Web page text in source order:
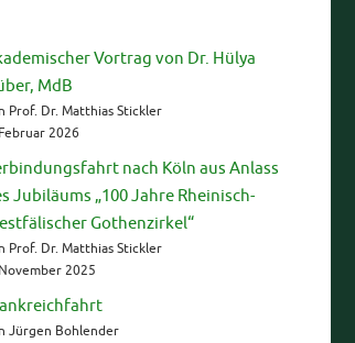
Vortrag von Dr. Hülya
MdB
Prof. Dr. Matthias Stickler
2026
nach Köln aus Anlass
Jubiläums „100 Jahre Rheinisch-
Gothenzirkel“
Prof. Dr. Matthias Stickler
2025
Jürgen Bohlender